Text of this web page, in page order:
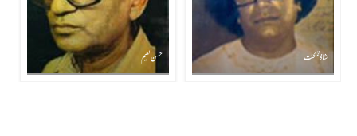
شاذ تمکنت حسن نعیم